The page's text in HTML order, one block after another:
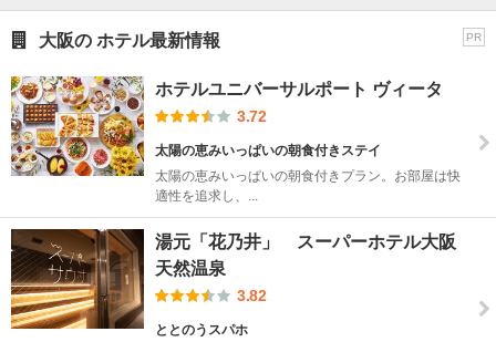
PR
大阪の ホテル最新情報
ホテルユニバーサルポート ヴィータ
3.72
太陽の恵みいっぱいの朝食付きステイ
太陽の恵みいっぱいの朝食付きプラン。お部屋は快
適性を追求し、...
湯元「花乃井」 スーパーホテル大阪
天然温泉
3.82
ととのうスパホ